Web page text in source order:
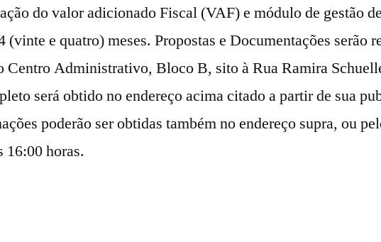
do valor adicionado Fiscal (VAF) e módulo de gestão
e quatro) meses. Propostas e Documentações serão
Centro Administrativo, Bloco B, sito à Rua Ramira
será obtido no endereço acima citado a partir de sua
poderão ser obtidas também no endereço supra, ou
16:00 horas.